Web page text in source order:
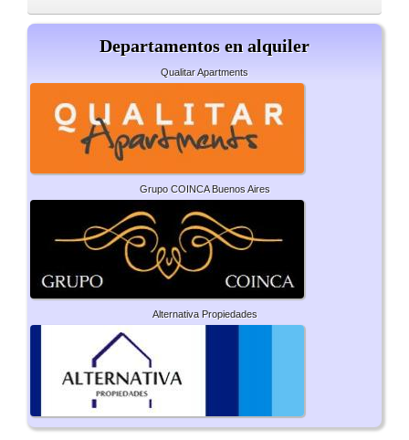
Departamentos en alquiler
Qualitar Apartments
Grupo COINCA Buenos Aires
Alternativa Propiedades